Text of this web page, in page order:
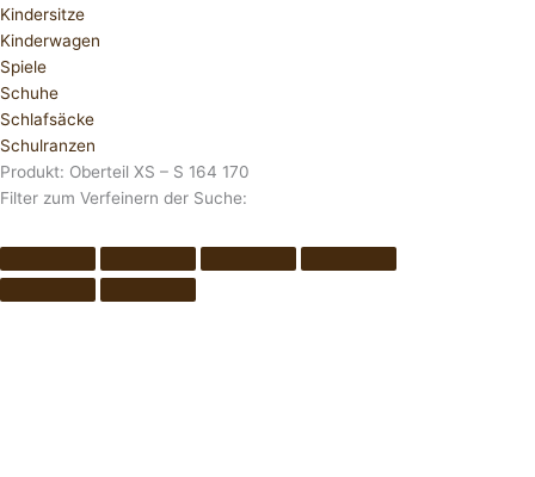
Kindersitze
Kinderwagen
Spiele
Schuhe
Schlafsäcke
Schulranzen
Produkt: Oberteil XS – S 164 170
Filter zum Verfeinern der Suche: